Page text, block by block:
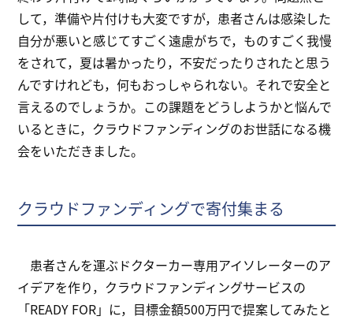
して，準備や片付けも大変ですが，患者さんは感染した
自分が悪いと感じてすごく遠慮がちで，ものすごく我慢
をされて，夏は暑かったり，不安だったりされたと思う
んですけれども，何もおっしゃられない。それで安全と
言えるのでしょうか。この課題をどうしようかと悩んで
いるときに，クラウドファンディングのお世話になる機
会をいただきました。
クラウドファンディングで寄付集まる
患者さんを運ぶドクターカー専用アイソレーターのア
イデアを作り，クラウドファンディングサービスの
「READY FOR」に，目標金額500万円で提案してみたと